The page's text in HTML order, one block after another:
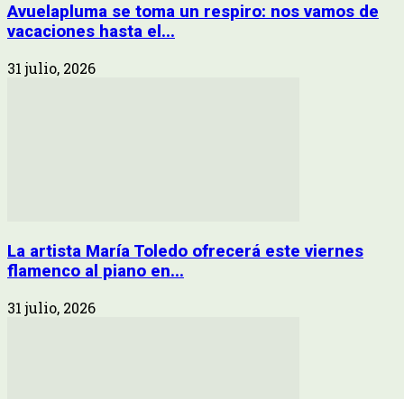
Avuelapluma se toma un respiro: nos vamos de
vacaciones hasta el...
31 julio, 2026
La artista María Toledo ofrecerá este viernes
flamenco al piano en...
31 julio, 2026